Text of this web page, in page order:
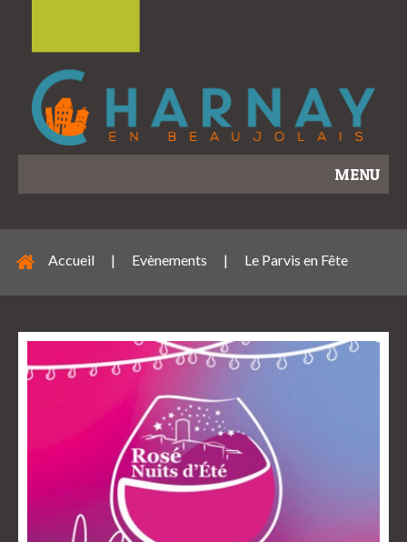
MENU
Accueil | Evènements | Le Parvis en Fête